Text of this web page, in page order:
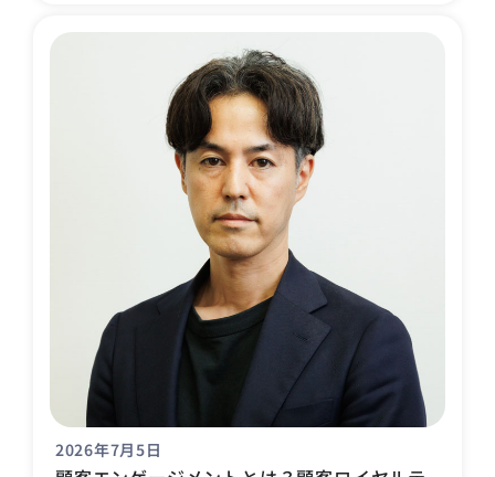
2026年7月5日